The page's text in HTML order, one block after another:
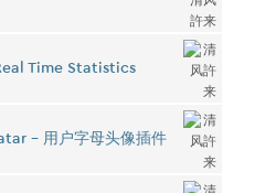
Time Statistics
- 用户字母头像插件